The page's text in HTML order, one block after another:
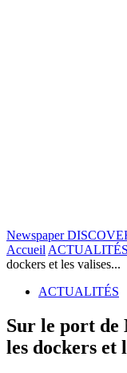
Newspaper
Accueil ACTUALITÉS
dockers et les valises...
ACTUALITÉS
Sur le port de
les dockers et